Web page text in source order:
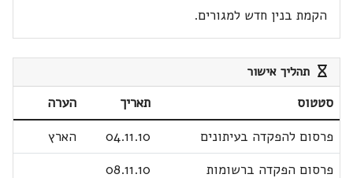
הקמת בנין חדש למגורים.
תהליך אישור
סטטוס תאריך
הערה
פרסום להפקדה בעיתונים
04.11.10
הארץ
פרסום הפקדה ברשומות
08.11.10